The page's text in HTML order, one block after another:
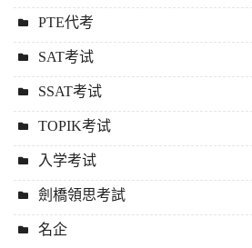
PTE代考
SAT考试
SSAT考试
TOPIK考试
入学考试
劍橋領思考試
名企